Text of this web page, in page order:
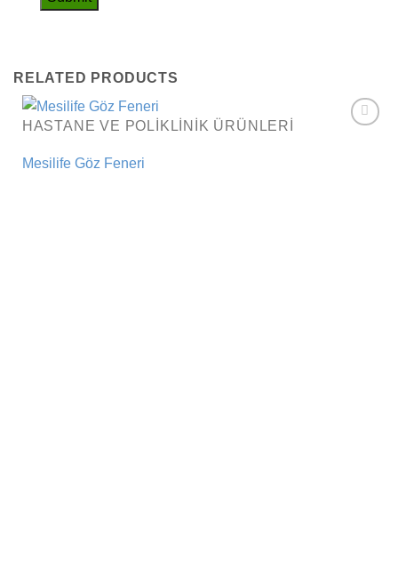
RELATED PRODUCTS
HASTANE VE POLIKLINIK ÜRÜNLERI
Mesilife Göz Feneri